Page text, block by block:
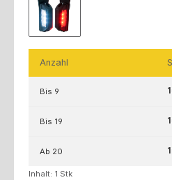
Anzahl
Bis 9
Bis 19
Ab 20
Inhalt: 1 Stk